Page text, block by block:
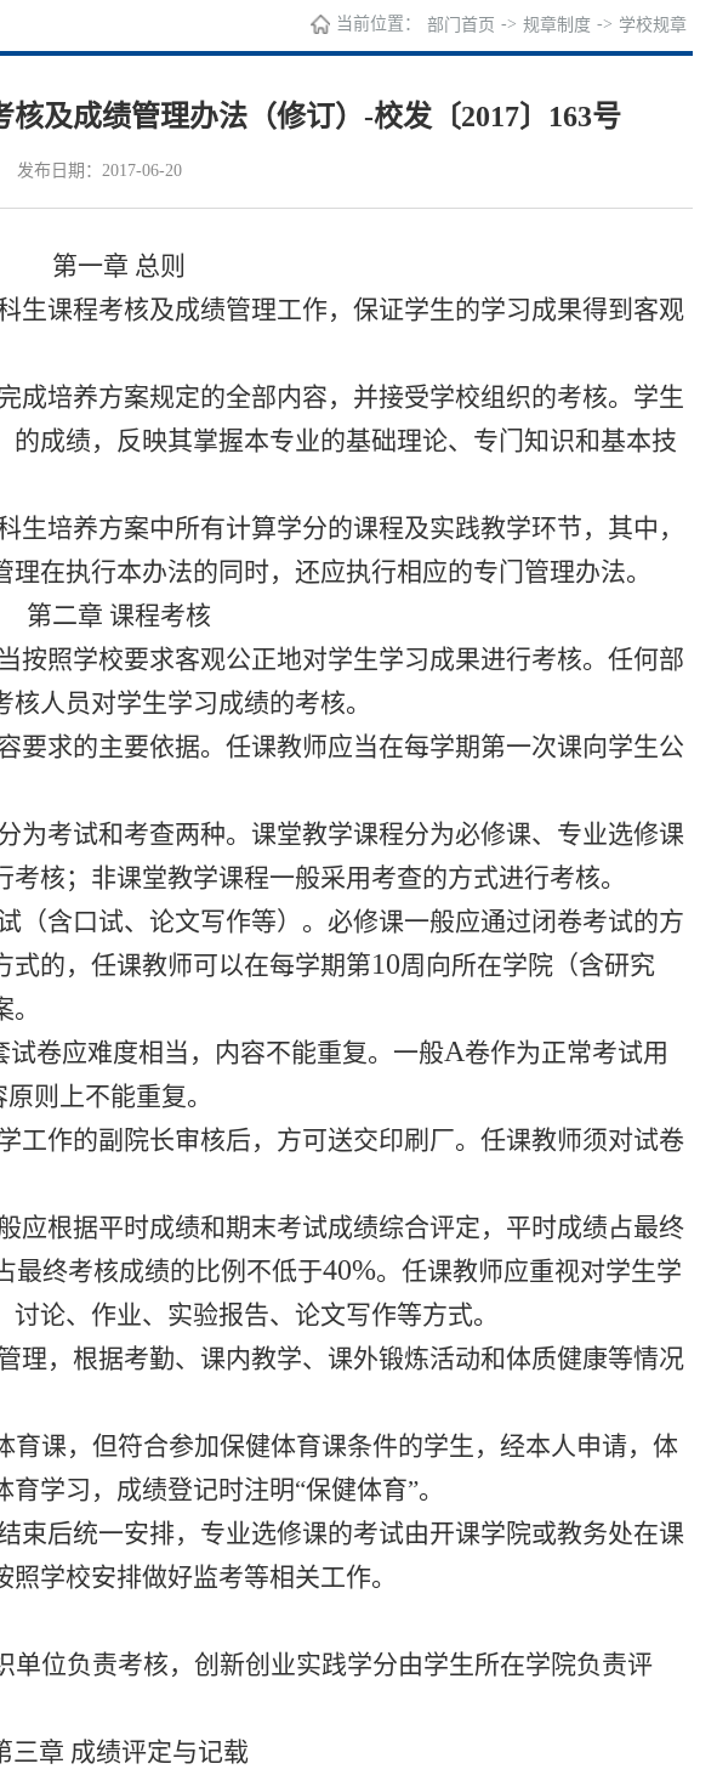
当前位置： 部门首页 -> 规章制度 -> 学校规章
及成绩管理办法（修订）-校发〔2017〕163号
发布日期：2017-06-20
第一章 总则
生课程考核及成绩管理工作，保证学生的学习成果得到客观
成培养方案规定的全部内容，并接受学校组织的考核。学生
成绩，反映其掌握本专业的基础理论、专门知识和基本技
生培养方案中所有计算学分的课程及实践教学环节，其中，
在执行本办法的同时，还应执行相应的专门管理办法。
第二章 课程考核
按照学校要求客观公正地对学生学习成果进行考核。任何部
人员对学生学习成绩的考核。
要求的主要依据。任课教师应当在每学期第一次课向学生公
为考试和考查两种。课堂教学课程分为必修课、专业选修课
核；非课堂教学课程一般采用考查的方式进行考核。
（含口试、论文写作等）。必修课一般应通过闭卷考试的方
式的，任课教师可以在每学期第10周向所在学院（含研究
试卷应难度相当，内容不能重复。一般A卷作为正常考试用
则上不能重复。
工作的副院长审核后，方可送交印刷厂。任课教师须对试卷
应根据平时成绩和期末考试成绩综合评定，平时成绩占最终
最终考核成绩的比例不低于40%。任课教师应重视对学生学
论、作业、实验报告、论文写作等方式。
理，根据考勤、课内教学、课外锻炼活动和体质健康等情况
育课，但符合参加保健体育课条件的学生，经本人申请，体
学习，成绩登记时注明“保健体育”。
束后统一安排，专业选修课的考试由开课学院或教务处在课
学校安排做好监考等相关工作。
单位负责考核，创新创业实践学分由学生所在学院负责评
三章 成绩评定与记载